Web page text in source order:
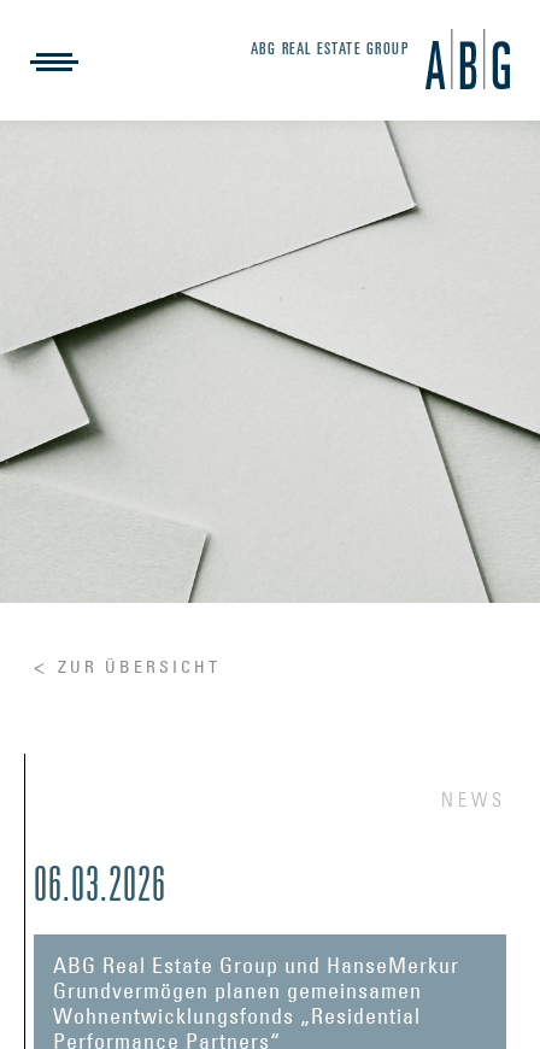
ABG REAL ESTATE GROUP
ZUR ÜBERSICHT
NEWS
06.03.2026
ABG Real Estate Group und HanseMerkur
Grundvermögen planen gemeinsamen
Wohnentwicklungsfonds „Residential
Performance Partners“